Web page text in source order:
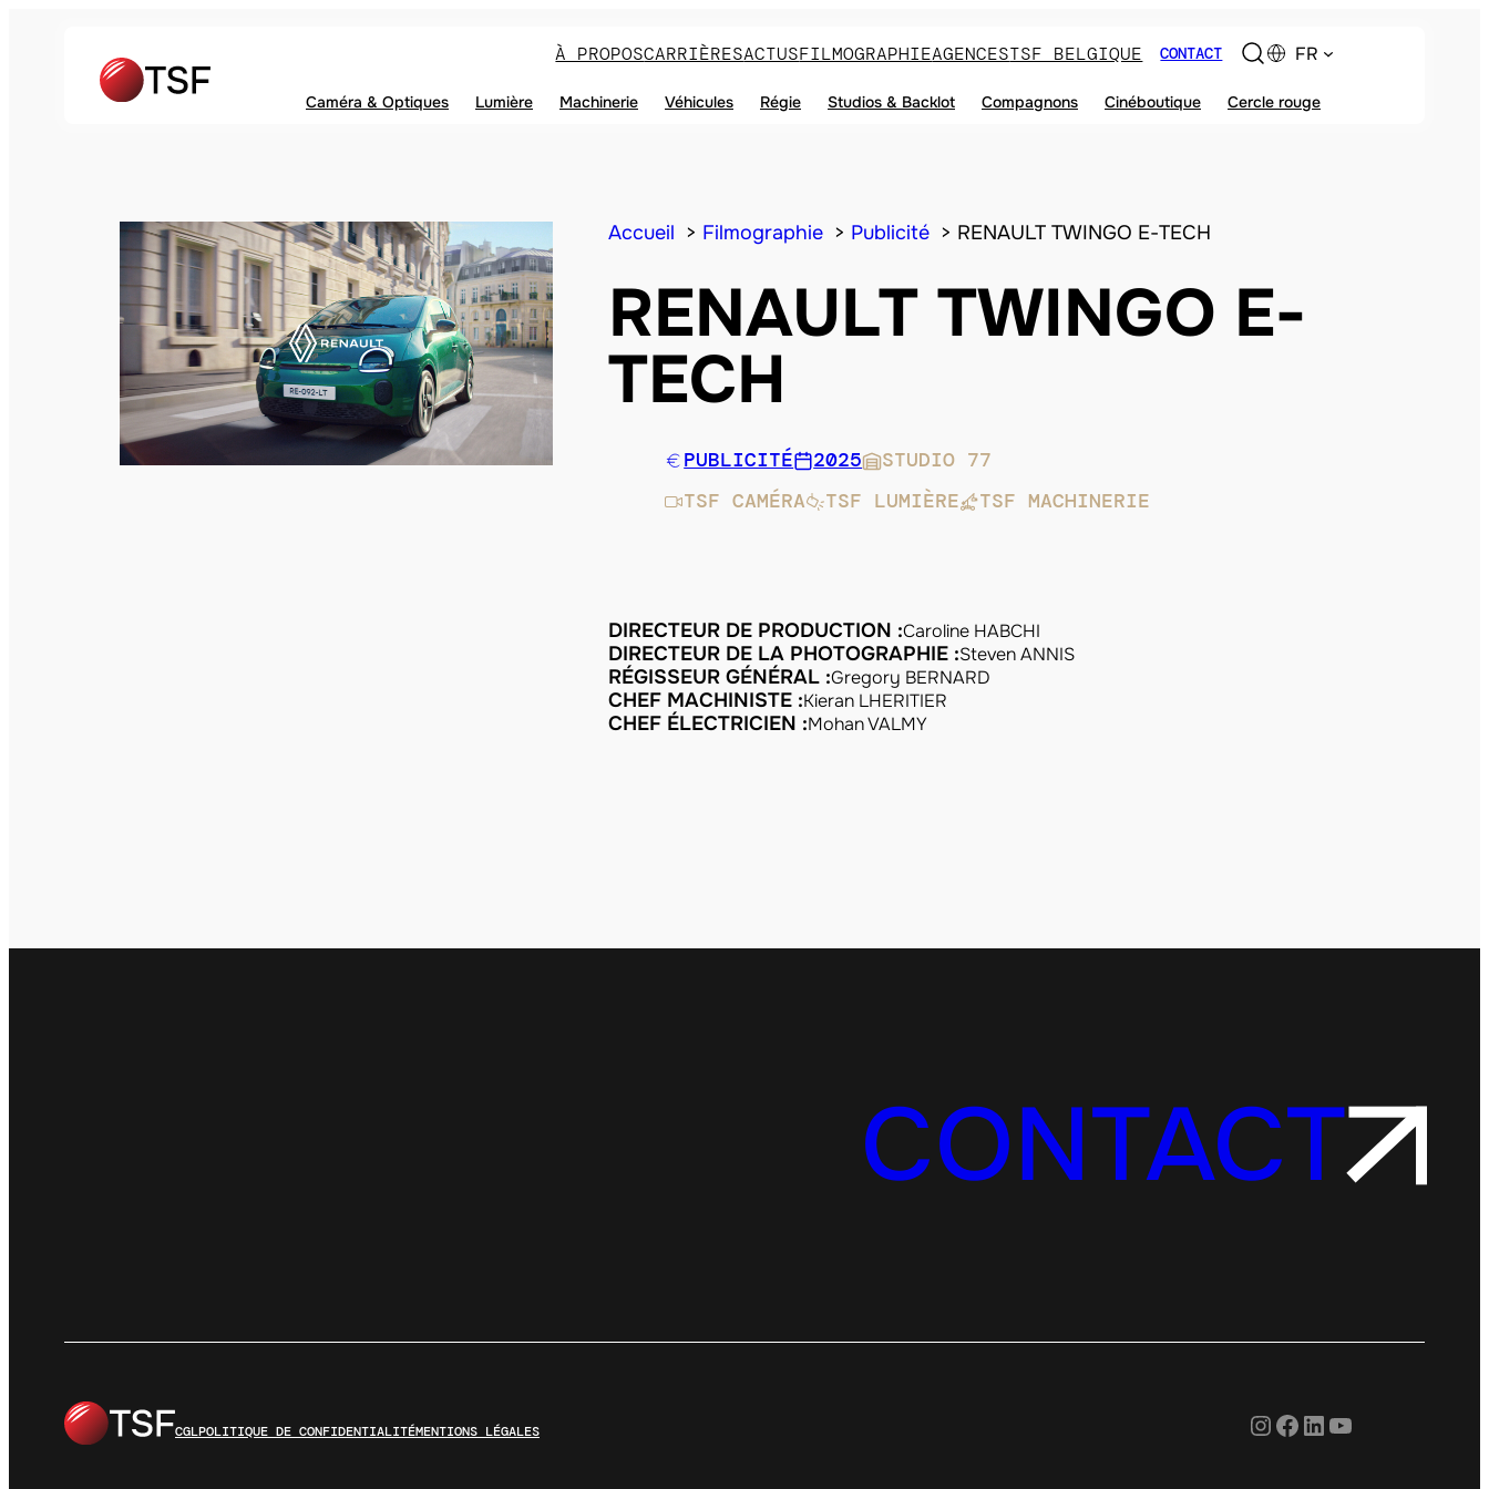
À PROPOSCARRIÈRESACTUSFILMOGRAPHIEAGENCESTSF BELGIQUE CONTACT FR
Caméra & Optiques Lumière Machinerie Véhicules Régie Studios & Backlot Compagnons Cinéboutique Cercle rouge
Accueil Filmographie Publicité RENAULT TWINGO E-TECH
RENAULT TWINGO E-
TECH
PUBLICITÉ 2025
STUDIO 77
TSF CAMÉRA
TSF LUMIÈRE TSF MACHINERIE
DIRECTEUR DE PRODUCTION :Caroline HABCHI
DIRECTEUR DE LA PHOTOGRAPHIE :Steven ANNIS
RÉGISSEUR GÉNÉRAL :Gregory BERNARD
CHEF MACHINISTE :Kieran LHERITIER
CHEF ÉLECTRICIEN :Mohan VALMY
CONTACT
CGLPOLITIQUE DE CONFIDENTIALITÉMENTIONS LÉGALES Instagram
Facebook
LinkedIn
YouTube